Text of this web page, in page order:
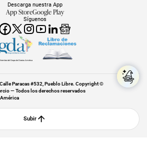
Síguenos
Descarga nuestra App
App StoreGoogle Play
del Grupo de Diarios América
Paracas #532, Pueblo Libre. Copyright ©
— Todos los derechos reservados
Subir